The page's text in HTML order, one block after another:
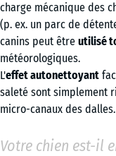
charge mécanique des
(p. ex. un parc de
canins peut être utilisé
météorologiques.
L'effet autonettoyant
saleté sont simplement
micro-canaux des dalles.
Votre chien est-il